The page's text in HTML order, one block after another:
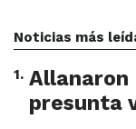
Noticias más
1.
presunta